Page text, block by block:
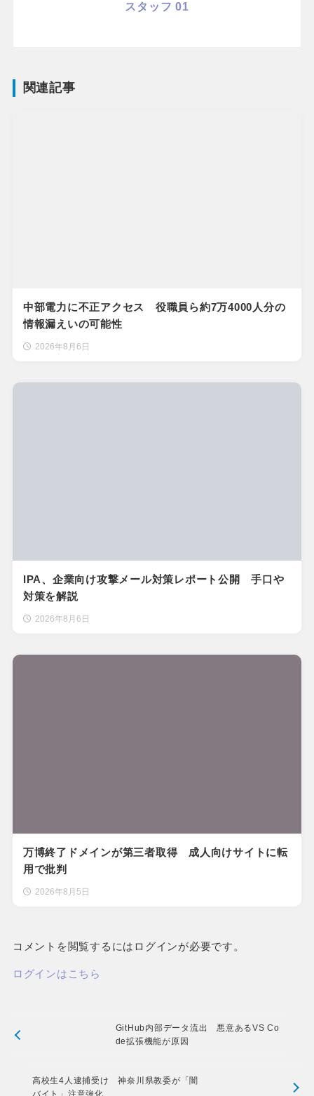
スタッフ 01
関連記事
中部電力に不正アクセス 役職員ら約7万4000人分の
情報漏えいの可能性
2026年8月6日
IPA、企業向け攻撃メール対策レポート公開 手口や
対策を解説
2026年8月6日
万博終了ドメインが第三者取得 成人向けサイトに転
用で批判
2026年8月5日
コメントを閲覧するにはログインが必要です。
ログインはこちら
GitHub内部データ流出 悪意あるVS Co
de拡張機能が原因
高校生4人逮捕受け 神奈川県教委が「闇
バイト」注意強化